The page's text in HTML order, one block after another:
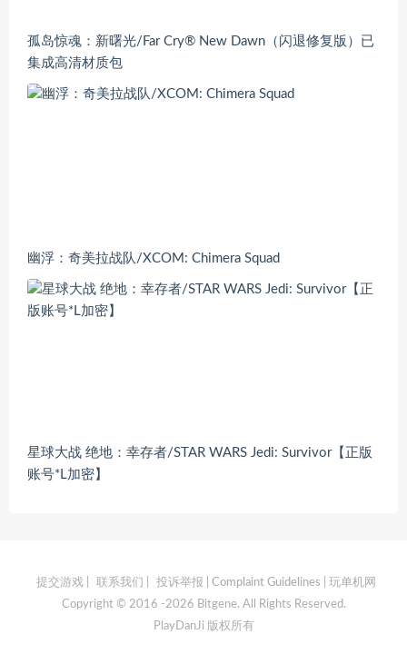
孤岛惊魂：新曙光/Far Cry® New Dawn（闪退修复版）已
集成高清材质包
幽浮：奇美拉战队/XCOM: Chimera Squad
星球大战 绝地：幸存者/STAR WARS Jedi: Survivor【正版
账号*L加密】
提交游戏| 联系我们 投诉举报 | Complaint Guidelines | 玩单机网
Copyright © 2016 -2026 Bitgene. All Rights Reserved.
PlayDanJi 版权所有